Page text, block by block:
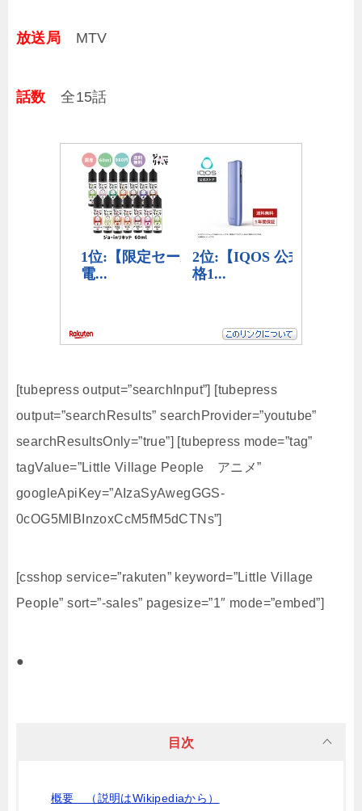
放送局 MTV
話数 全15話
[tubepress output=”searchInput”] [tubepress
output=”searchResults” searchProvider=”youtube”
searchResultsOnly=”true”] [tubepress mode=”tag”
tagValue=”Little Village People アニメ”
googleApiKey=”AIzaSyAwegGGS-
0cOG5MlBInzoxCcM5fM5dCTNs”]
[csshop service=”rakuten” keyword=”Little Village
People” sort=”-sales” pagesize=”1″ mode=”embed”]
●
目次
概要 （説明はWikipediaから）